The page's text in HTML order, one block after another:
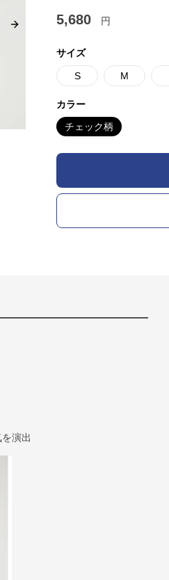
Next slide
5,680 円
サイズ
S M
カラー
チェック柄
演出